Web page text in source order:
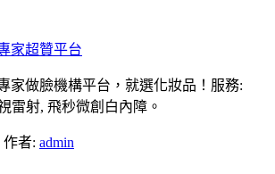
家超贊平台
家做臉機構平台，就選化妝品！服務:
雷射, 飛秒微創白內障。
作者: admin